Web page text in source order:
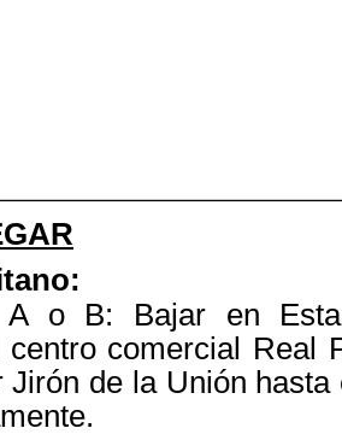
A o B: Bajar en
centro comercial Real
Jirón de la Unión